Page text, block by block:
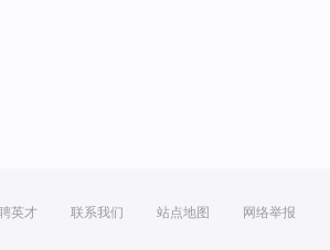
英才 联系我们 站点地图 网络举报